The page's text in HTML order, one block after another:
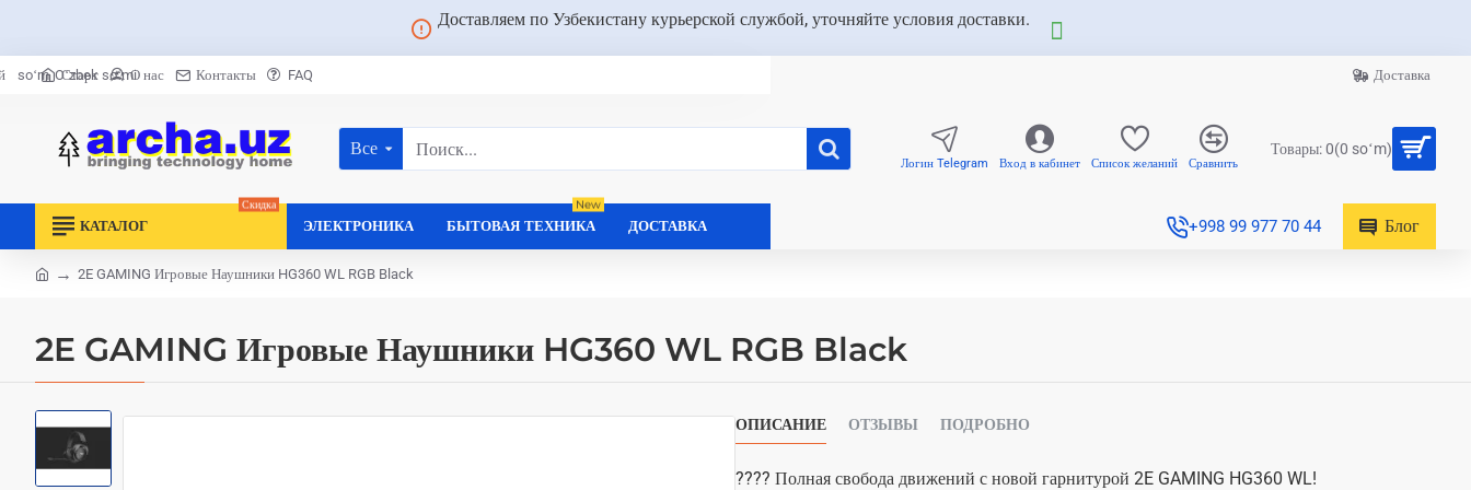
Доставляем по Узбекистану курьерской службой, уточняйте условия доставки.
Старт О нас Контакты FAQ
soʻm Oʻzbek soʻmi Доставка
Все
Поиск... Логин Telegram Вход в кабинет Список желаний Сравнить
Товары: 0(0 soʻm)
КАТАЛОГ
Скидка
ЭЛЕКТРОНИКА БЫТОВАЯ ТЕХНИКА
New
ДОСТАВКА +998 99 977 70 44 Блог
2E GAMING Игровые Наушники HG360 WL RGB Black
2E GAMING Игровые Наушники HG360 WL RGB Black
ОПИСАНИЕ ОТЗЫВЫ ПОДРОБНО
???? Полная свобода движений с новой гарнитурой 2E GAMING HG360 WL!